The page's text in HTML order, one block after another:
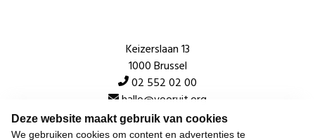
Deze website maakt gebruik van cookies
We gebruiken cookies om content en advertenties te
Keizerslaan 13
1000 Brussel
02 552 02 00
hallo@vooruit.org